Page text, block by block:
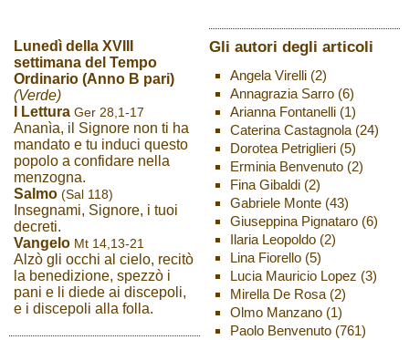
Lunedì della XVIII
settimana del Tempo
Ordinario (Anno B pari)
(Verde)
I Lettura Ger 28,1-17
Ananìa, il Signore non ti ha
mandato e tu induci questo
popolo a confidare nella
menzogna.
Salmo (Sal 118)
Insegnami, Signore, i tuoi
decreti.
Vangelo Mt 14,13-21
Alzò gli occhi al cielo, recitò
la benedizione, spezzò i
pani e li diede ai discepoli,
e i discepoli alla folla.
Gli autori degli articoli
Angela Virelli(2)
Annagrazia Sarro(6)
Arianna Fontanelli(1)
Caterina Castagnola(24)
Dorotea Petriglieri(5)
Erminia Benvenuto(2)
Fina Gibaldi(2)
Gabriele Monte(43)
Giuseppina Pignataro(6)
Ilaria Leopoldo(2)
Lina Fiorello(5)
Lucia Mauricio Lopez (3)
Mirella De Rosa(2)
Olmo Manzano(1)
Paolo Benvenuto(761)